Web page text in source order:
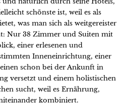
schönste ist, weil es als
was man sich als weitgereister
Nur 38 Zimmer und Suiten mit
einer erlesenen und
Inneneinrichtung, einer
schon bei der Ankunft in
versetzt und einem holistischen
sucht, weil es Ernährung,
kombiniert.